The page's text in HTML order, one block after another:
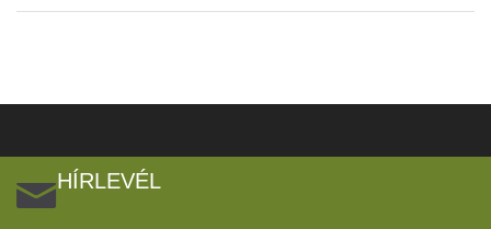
HÍRLEVÉL